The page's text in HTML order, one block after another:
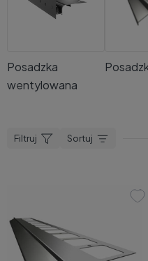
Posadzka
wentylowana
Filtruj Sortuj